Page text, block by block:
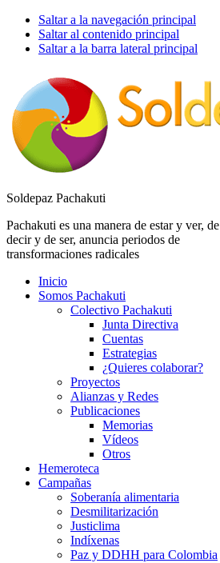
Saltar a la navegación principal
Saltar al contenido principal
Saltar a la barra lateral principal
Soldepaz Pachakuti
Pachakuti es una manera de estar y ver, de
decir y de ser, anuncia periodos de
transformaciones radicales
Inicio
Somos Pachakuti
Colectivo Pachakuti
Junta Directiva
Cuentas
Estrategias
¿Quieres colaborar?
Proyectos
Alianzas y Redes
Publicaciones
Memorias
Vídeos
Otros
Hemeroteca
Campañas
Soberanía alimentaria
Desmilitarización
Justiclima
Indíxenas
Paz y DDHH para Colombia